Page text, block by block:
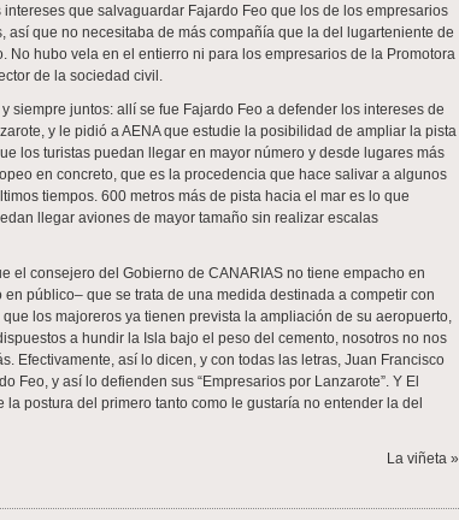
que salvaguardar Fajardo Feo que los de los empresarios
así que no necesitaba de más compañía que la del lugarteniente de
No hubo vela en el entierro ni para los empresarios de la Promotora
de la sociedad civil.
siempre juntos: allí se fue Fajardo Feo a defender los intereses de
y le pidió a AENA que estudie la posibilidad de ampliar la pista
los turistas puedan llegar en mayor número y desde lugares más
en concreto, que es la procedencia que hace salivar a algunos
tiempos. 600 metros más de pista hacia el mar es lo que
llegar aviones de mayor tamaño sin realizar escalas
el consejero del Gobierno de CANARIAS no tiene empacho en
público– que se trata de una medida destinada a competir con
los majoreros ya tienen prevista la ampliación de su aeropuerto,
a hundir la Isla bajo el peso del cemento, nosotros no nos
Efectivamente, así lo dicen, y con todas las letras, Juan Francisco
Feo, y así lo defienden sus “Empresarios por Lanzarote”. Y El
la postura del primero tanto como le gustaría no entender la del
La viñeta »